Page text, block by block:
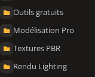
Outils gratuits
Modélisation Pro
Textures PBR
Rendu Lighting